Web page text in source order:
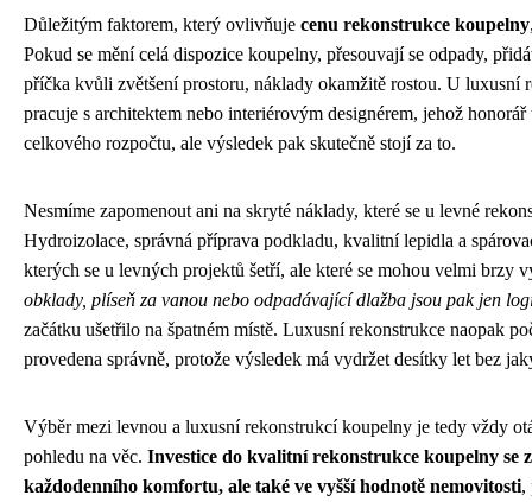
Důležitým faktorem, který ovlivňuje cenu rekonstrukce koupelny
Pokud se mění celá dispozice koupelny, přesouvají se odpady,
příčka kvůli zvětšení prostoru, náklady okamžitě rostou. U luxusní
pracuje s architektem nebo interiérovým designérem, jehož
celkového rozpočtu, ale výsledek pak skutečně stojí za to.
Nesmíme zapomenout ani na skryté náklady, které se u levné
Hydroizolace, správná příprava podkladu, kvalitní lepidla a
kterých se u levných projektů šetří, ale které se mohou velmi brzy
obklady, plíseň za vanou nebo odpadávající dlažba jsou pak jen
začátku ušetřilo na špatném místě. Luxusní rekonstrukce naopak
provedena správně, protože výsledek má vydržet desítky let bez
Výběr mezi levnou a luxusní rekonstrukcí koupelny je tedy vždy
pohledu na věc. Investice do kvalitní rekonstrukce koupelny se
každodenního komfortu, ale také ve vyšší hodnotě nemovitosti,